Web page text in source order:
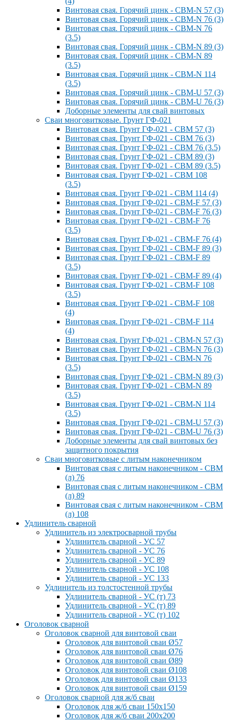
Винтовая свая. Горячий цинк - СВМ-N 57 (3)
Винтовая свая. Горячий цинк - СВМ-N 76 (3)
Винтовая свая. Горячий цинк - СВМ-N 76
(3.5)
Винтовая свая. Горячий цинк - СВМ-N 89 (3)
Винтовая свая. Горячий цинк - СВМ-N 89
(3.5)
Винтовая свая. Горячий цинк - СВМ-N 114
(3.5)
Винтовая свая. Горячий цинк - СВМ-U 57 (3)
Винтовая свая. Горячий цинк - СВМ-U 76 (3)
Доборные элементы для свай винтовых
Сваи многовитковые. Грунт ГФ-021
Винтовая свая. Грунт ГФ-021 - СВМ 57 (3)
Винтовая свая. Грунт ГФ-021 - СВМ 76 (3)
Винтовая свая. Грунт ГФ-021 - СВМ 76 (3.5)
Винтовая свая. Грунт ГФ-021 - СВМ 89 (3)
Винтовая свая. Грунт ГФ-021 - СВМ 89 (3.5)
Винтовая свая. Грунт ГФ-021 - СВМ 108
(3.5)
Винтовая свая. Грунт ГФ-021 - СВМ 114 (4)
Винтовая свая. Грунт ГФ-021 - СВМ-F 57 (3)
Винтовая свая. Грунт ГФ-021 - СВМ-F 76 (3)
Винтовая свая. Грунт ГФ-021 - СВМ-F 76
(3.5)
Винтовая свая. Грунт ГФ-021 - СВМ-F 76 (4)
Винтовая свая. Грунт ГФ-021 - СВМ-F 89 (3)
Винтовая свая. Грунт ГФ-021 - СВМ-F 89
(3.5)
Винтовая свая. Грунт ГФ-021 - СВМ-F 89 (4)
Винтовая свая. Грунт ГФ-021 - СВМ-F 108
(3.5)
Винтовая свая. Грунт ГФ-021 - СВМ-F 108
(4)
Винтовая свая. Грунт ГФ-021 - СВМ-F 114
(4)
Винтовая свая. Грунт ГФ-021 - СВМ-N 57 (3)
Винтовая свая. Грунт ГФ-021 - СВМ-N 76 (3)
Винтовая свая. Грунт ГФ-021 - СВМ-N 76
(3.5)
Винтовая свая. Грунт ГФ-021 - СВМ-N 89 (3)
Винтовая свая. Грунт ГФ-021 - СВМ-N 89
(3.5)
Винтовая свая. Грунт ГФ-021 - СВМ-N 114
(3.5)
Винтовая свая. Грунт ГФ-021 - СВМ-U 57 (3)
Винтовая свая. Грунт ГФ-021 - СВМ-U 76 (3)
Доборные элементы для свай винтовых без
защитного покрытия
Сваи многовитковые с литым наконечником
Винтовая свая с литым наконечником - СВМ
(л) 76
Винтовая свая с литым наконечником - СВМ
(л) 89
Винтовая свая с литым наконечником - СВМ
(л) 108
Удлинитель сварной
Удлинитель из электросварной трубы
Удлинитель сварной - УС 57
Удлинитель сварной - УС 76
Удлинитель сварной - УС 89
Удлинитель сварной - УС 108
Удлинитель сварной - УС 133
Удлинитель из толстостенной трубы
Удлинитель сварной - УС (т) 73
Удлинитель сварной - УС (т) 89
Удлинитель сварной - УС (т) 102
Оголовок сварной
Оголовок сварной для винтовой сваи
Оголовок для винтовой сваи Ø57
Оголовок для винтовой сваи Ø76
Оголовок для винтовой сваи Ø89
Оголовок для винтовой сваи Ø108
Оголовок для винтовой сваи Ø133
Оголовок для винтовой сваи Ø159
Оголовок сварной для ж/б сваи
Оголовок для ж/б сваи 150x150
Оголовок для ж/б сваи 200x200